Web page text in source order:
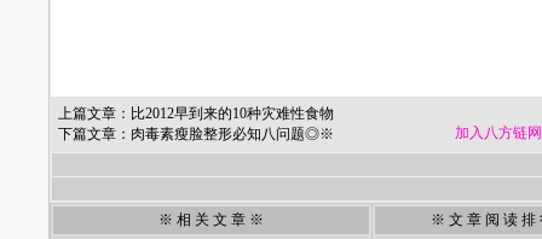
上篇文章： 比2012早到来的10种灾难性食物
下篇文章： 肉毒素瘦脸整形必知八问题◎※ 加入八方链
※ 相 关 文 章 ※
※ 文 章 阅 读